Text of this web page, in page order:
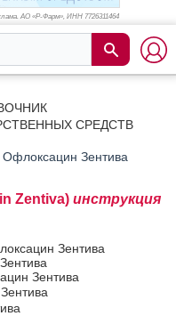
АО «Р-Фарм», ИНН 7726311464
СРЕДСТВ
Офлоксацин Зентива
Zentiva) инструкция
Зентива
Зентива